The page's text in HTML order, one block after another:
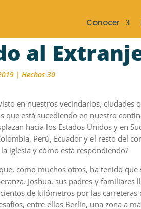
Conocer
al
|Hechos 30
en nuestros vecindarios, ciudades
que está sucediendo en nuestro
hacia los Estados Unidos y en
Perú, Ecuador y el resto del
iglesia y cómo está respondiendo?
como muchos otros, ha tenido que
Joshua, sus padres y familiares
de kilómetros por las
entre ellos Berlín, una zona a